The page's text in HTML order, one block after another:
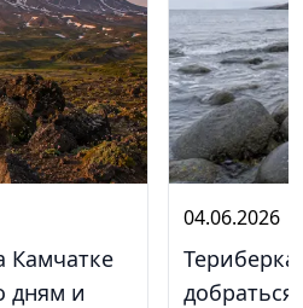
Камчатке
дням и
04.06.2026